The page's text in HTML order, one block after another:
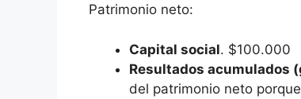
Patrimonio neto:
Capital social. $100.000
Resultados acumulados
del patrimonio neto